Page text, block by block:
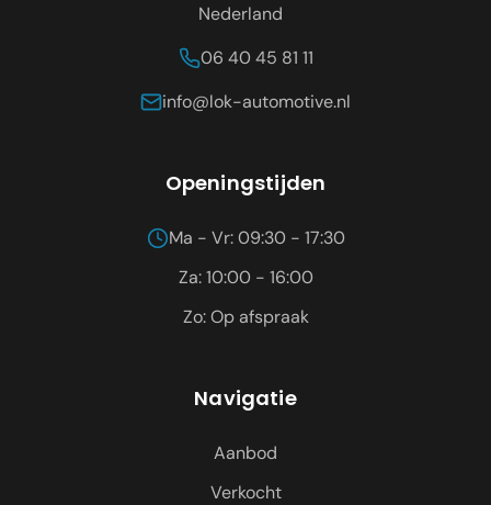
Nederland
06 40 45 81 11
info@lok-automotive.nl
Openingstijden
Ma - Vr: 09:30 - 17:30
Za: 10:00 - 16:00
Zo: Op afspraak
Navigatie
Aanbod
Verkocht